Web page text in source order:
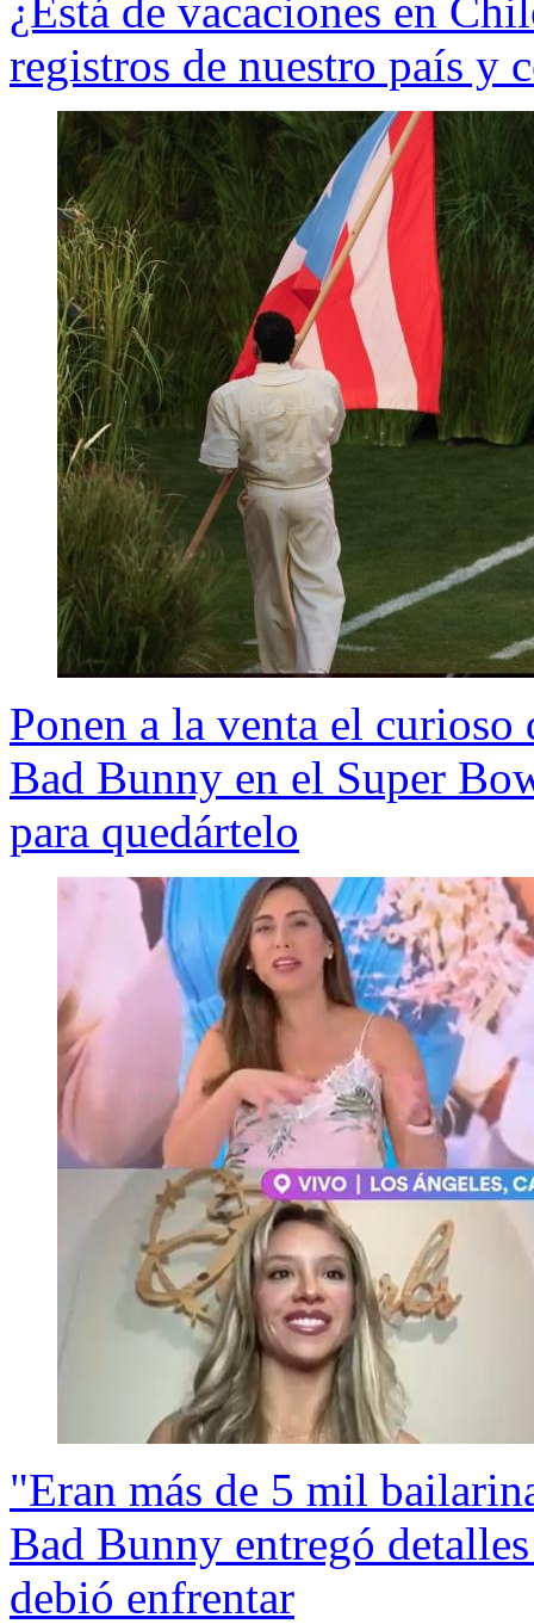
¿Está de vacaciones en
registros de nuestro país y
Ponen a la venta el
Bad Bunny en el Super
para quedártelo
"Eran más de 5 mil
Bad Bunny entregó
debió enfrentar